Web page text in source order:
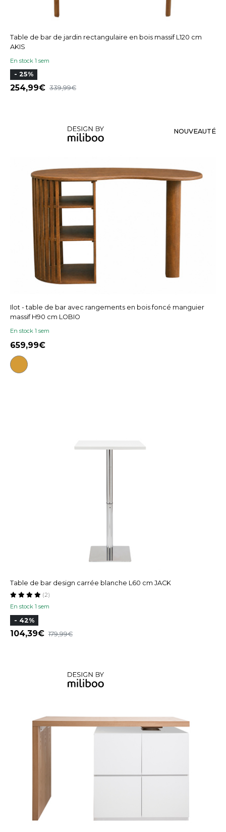
Table de bar de jardin rectangulaire en bois massif L120 cm
AKIS
En stock 1 sem
- 25%
254,99 339,99
NOUVEAUTÉ
Ilot - table de bar avec rangements en bois foncé manguier
massif H90 cm LOBIO
En stock 1 sem
659,99
Table de bar design carrée blanche L60 cm JACK
En stock 1 sem
(2)
- 42%
104,39 179,99